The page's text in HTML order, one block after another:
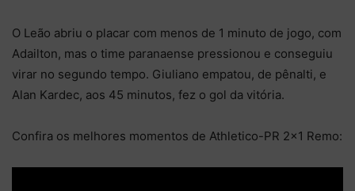
O Leão abriu o placar com menos de 1 minuto de jogo, com
Adailton, mas o time paranaense pressionou e conseguiu
virar no segundo tempo. Giuliano empatou, de pênalti, e
Alan Kardec, aos 45 minutos, fez o gol da vitória.
Confira os melhores momentos de Athletico-PR 2×1 Remo: